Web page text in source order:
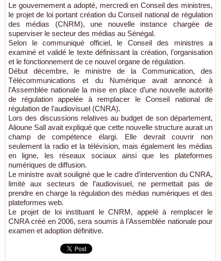
Le gouvernement a adopté, mercredi en Conseil des ministres,
le projet de loi portant création du Conseil national de régulation
des médias (CNRM), une nouvelle instance chargée de
superviser le secteur des médias au Sénégal.
Selon le communiqué officiel, le Conseil des ministres a
examiné et validé le texte définissant la création, l’organisation
et le fonctionnement de ce nouvel organe de régulation.
Début décembre, le ministre de la Communication, des
Télécommunications et du Numérique avait annoncé à
l’Assemblée nationale la mise en place d’une nouvelle autorité
de régulation appelée à remplacer le Conseil national de
régulation de l’audiovisuel (CNRA).
Lors des discussions relatives au budget de son département,
Alioune Sall avait expliqué que cette nouvelle structure aurait un
champ de compétence élargi. Elle devrait couvrir non
seulement la radio et la télévision, mais également les médias
en ligne, les réseaux sociaux ainsi que les plateformes
numériques de diffusion.
Le ministre avait souligné que le cadre d’intervention du CNRA,
limité aux secteurs de l’audiovisuel, ne permettait pas de
prendre en charge la régulation des médias numériques et des
plateformes web.
Le projet de loi instituant le CNRM, appelé à remplacer le
CNRA créé en 2006, sera soumis à l’Assemblée nationale pour
examen et adoption définitive.